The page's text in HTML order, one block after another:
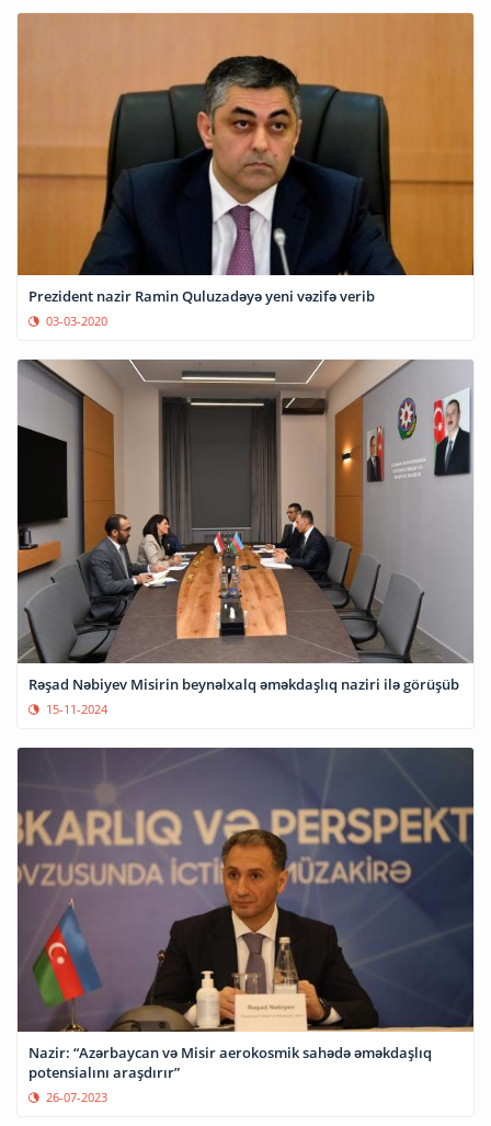
Prezident nazir Ramin Quluzadəyə yeni vəzifə verib
03-03-2020
Rəşad Nəbiyev Misirin beynəlxalq əməkdaşlıq naziri ilə görüşüb
15-11-2024
Nazir: “Azərbaycan və Misir aerokosmik sahədə əməkdaşlıq
potensialını araşdırır”
26-07-2023